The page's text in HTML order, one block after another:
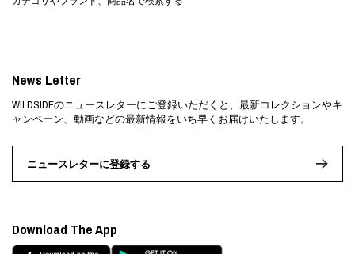
News Letter
WILDSIDEのニュースレターにご登録いただくと、最新コレクションやキ
ャンペーン、動画などの最新情報をいち早くお届けいたします。
ニュースレターに登録する
Download The App